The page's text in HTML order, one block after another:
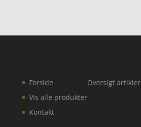
Forside
Vis alle produkter
Kontakt
Oversigt artikler